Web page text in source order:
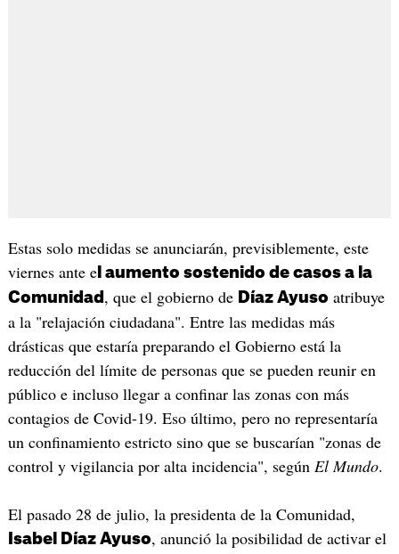
Estas solo medidas se anunciarán, previsiblemente, este
viernes ante el aumento sostenido de casos a la
Comunidad , que el gobierno de Díaz Ayuso atribuye
a la "relajación ciudadana". Entre las medidas más
drásticas que estaría preparando el Gobierno está la
reducción del límite de personas que se pueden reunir en
público e incluso llegar a confinar las zonas con más
contagios de Covid-19. Eso último, pero no representaría
un confinamiento estricto sino que se buscarían "zonas de
control y vigilancia por alta incidencia", según El Mundo.
El pasado 28 de julio, la presidenta de la Comunidad,
Isabel Díaz Ayuso, anunció la posibilidad de activar el